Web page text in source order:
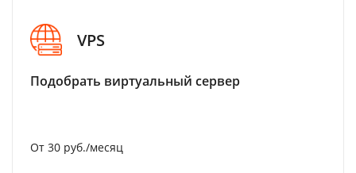
VPS
Подобрать виртуальный сервер
От 30 руб./месяц